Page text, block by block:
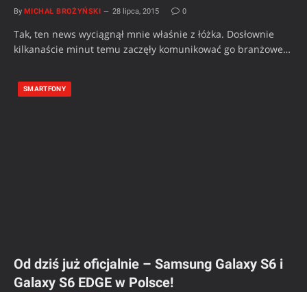
By MICHAŁ BROŻYŃSKI 28 lipca, 2015 0
Tak, ten news wyciągnął mnie właśnie z łóżka. Dosłownie
kilkanaście minut temu zaczęły komunikować go branżowe…
SMARTFONY
Od dziś już oficjalnie – Samsung Galaxy S6 i
Galaxy S6 EDGE w Polsce!